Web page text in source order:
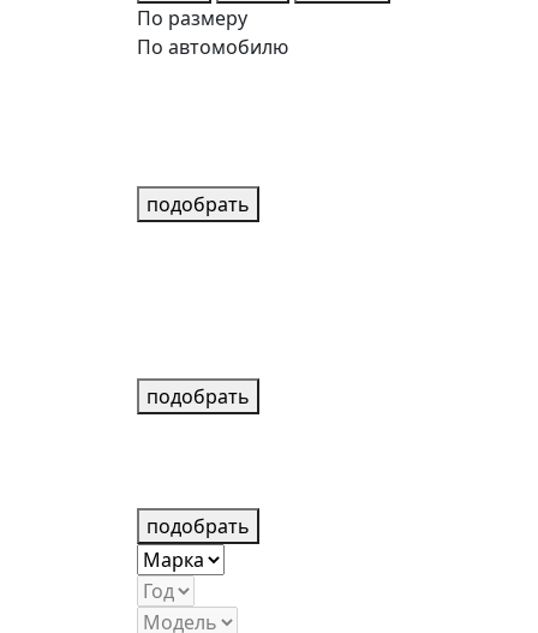
По размеру
По автомобилю
подобрать
подобрать
подобрать